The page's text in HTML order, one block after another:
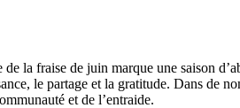
la fraise de juin marque une saison
le partage et la gratitude. Dans de
et de l’entraide.